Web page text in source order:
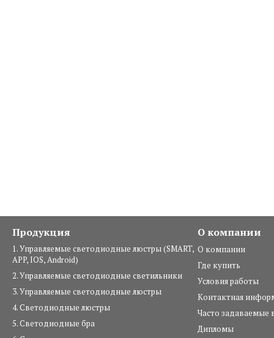
Продукция
1. Управляемые светодиодные люстры (SMART,
APP, IOS, Android)
2. Управляемые светодиодные светильники
3. Управляемые светодиодные люстры
4. Светодиодные люстры
5. Светодиодные бра
О компании
О компании
Где купить
Условия работы
Контактная
Часто задаваемые
Дипломы